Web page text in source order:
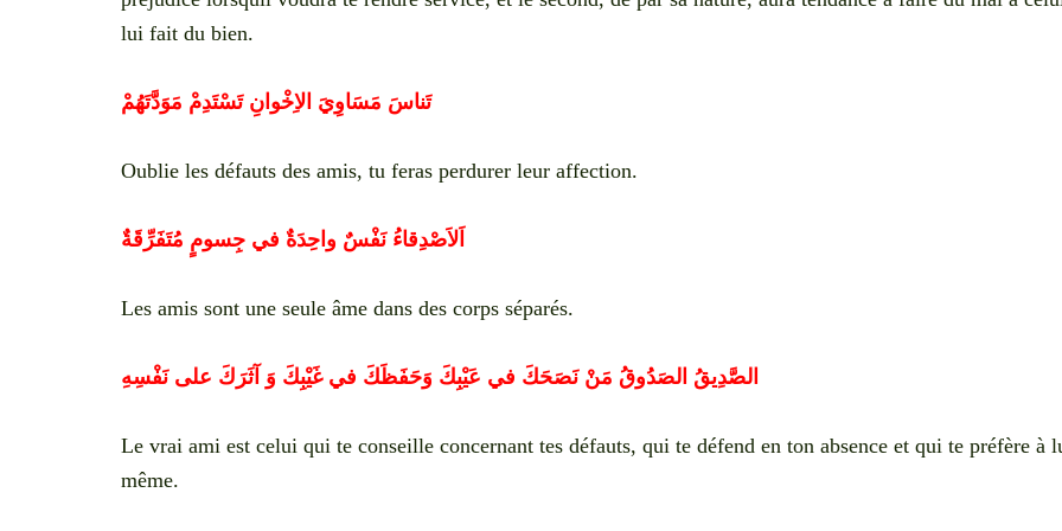
lui fait du bien.
تَناسَ مَسَاوِيَ الاِخْوانِ تَسْتَدِمْ مَوَدَّتَهُمْ
Oublie les défauts des amis, tu feras perdurer leur affection.
اَلاَصْدِقاءُ نَفْسٌ واحِدَةٌ في جِسومٍ مُتَفَرِّقَةٌ
Les amis sont une seule âme dans des corps séparés.
الصَّدِيقُ الصَدُوقُ مَنْ نَصَحَكَ في عَيْبِكَ وَحَفَظَكَ في غَيْبِكَ وَ آثَرَكَ على نَفْسِهِ
Le vrai ami est celui qui te conseille concernant tes défauts, qui te défend en ton absence et qui te préfère à
même.